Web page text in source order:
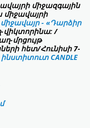
միջազգային
միջավայրի
- «Դարձիր
/
մրցույթ
հետ/Հունիսի 7-
ինստիտուտ CANDLE